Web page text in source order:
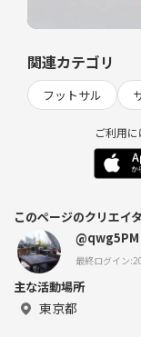
関連カテゴリ
フットサル
ご利用
このページのクリエイ
@qwg5PM
最終ログイン
主な活動場所
東京都